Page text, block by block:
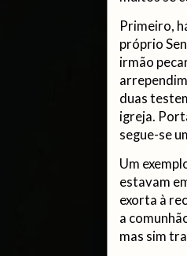
Primeiro,
próprio
irmão
duas
igreja.
segue-se
Um
estavam
exorta à
a
mas sim